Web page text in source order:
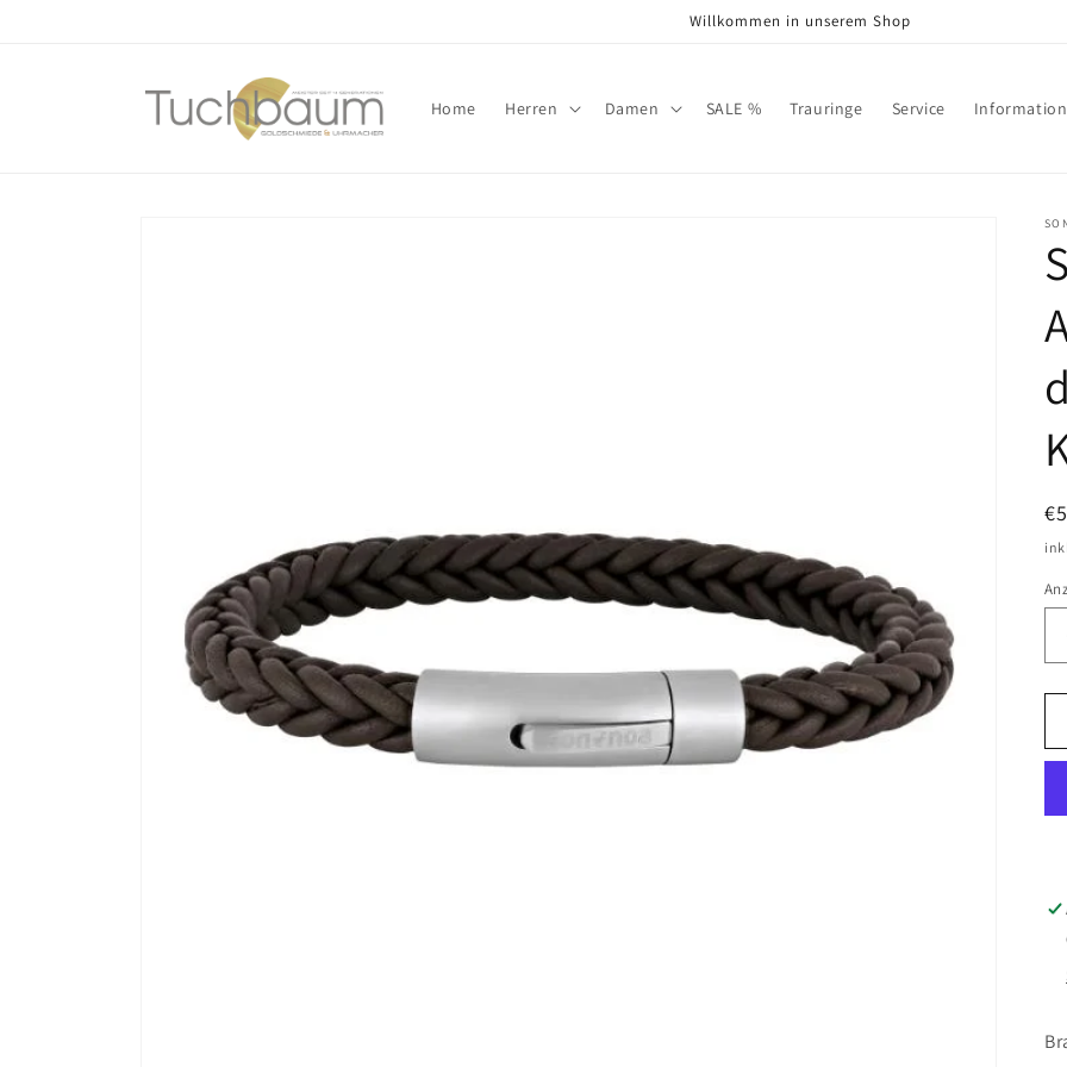
Willkommen in unserem Shop
Home Herren Damen SALE % Trauringe Service